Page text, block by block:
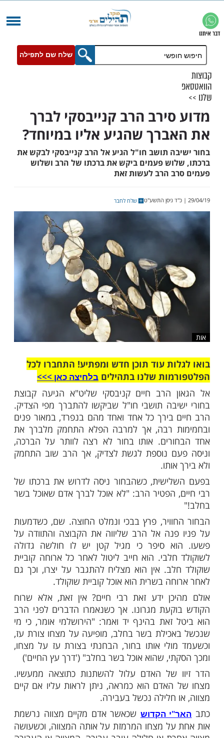
שלח שם לתפילה
הרב קנייבסקי לברך
שהגיע אליו במיוחד?
פעמים ביקש את ברכתו של הרב ושלוש
הרב לעשות זאת
עוד תוכן חדש ומפתיע! התחברו לכל
שלנו בתהילים
הרב חיים קניבסקי שליט"א הגיעה קבוצת
תושבי חו"ל שביקשו להתברך מפי הצדיק.
בירך כל אחד ואחד מהם בנפרד, במאור פנים
רבה, אך למרבה הפלא התחמק מלברך את
אותו בחור לא רצה לוותר על הברכה,
נוספת לגשת לצדיק, אך הרב שוב התחמק
כשהבחור ניסה לדרוש את ברכתו של
הפטיר הרב: "לא אוכל לברך אדם שאוכל בשר
פרץ בבכי ונמלט החוצה. שם, כשדמעות
אל הרב שליווה את הקבוצה והתוודה על
סיפר כי מגיל קטן יש לו חולשה גדולה
הוא חייב ליטול לאחר כל ארוחה קוביית
אין הוא מצליח להתגבר על יצרו, וכך גם
בשרית הוא אוכל קוביית שוקולד.